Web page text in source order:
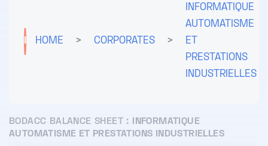
HOME > CORPORATES >
INFORMATIQUE
AUTOMATISME
ET
PRESTATIONS
INDUSTRIELLES
BODACC BALANCE SHEET :
INFORMATIQUE
AUTOMATISME ET PRESTATIONS INDUSTRIELLES